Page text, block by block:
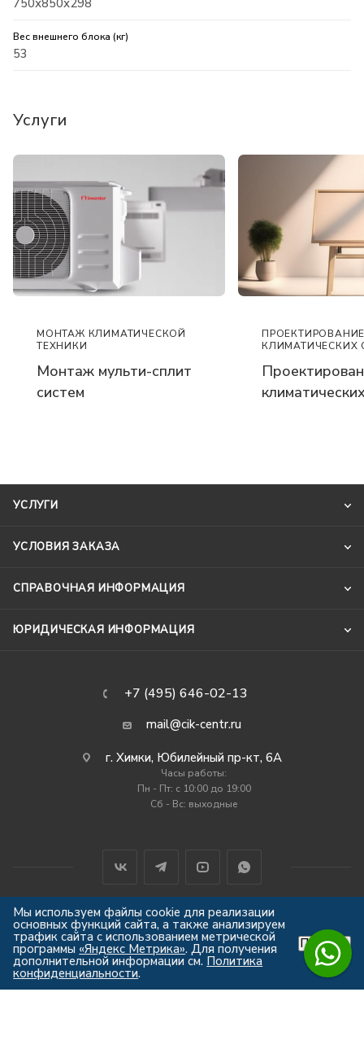
750х850х298
Вес внешнего блока (кг)
53
Услуги
МОНТАЖ КЛИМАТИЧЕСКОЙ
ТЕХНИКИ
Монтаж мульти-сплит
систем
КЛИМАТИЧЕСКИХ
УСЛУГИ
УСЛОВИЯ ЗАКАЗА
СПРАВОЧНАЯ ИНФОРМАЦИЯ
ЮРИДИЧЕСКАЯ ИНФОРМАЦИЯ
+7 (495) 646-02-13
mail@cik-centr.ru
г. Химки, Юбилейный пр-кт, 6А
Часы работы:
Пн - Пт: c 10:00 до 19:00
Сб - Вс: выходные
2012-2026 © Центр Индустрии Климата
Все права защищены
Мы используем файлы cookie для реализации
основных функций сайта, а также анализируем
трафик сайта с использованием метрической
программы «Яндекс Метрика». Для получения
дополнительной информации см. Политика
конфиденциальности.
Принять